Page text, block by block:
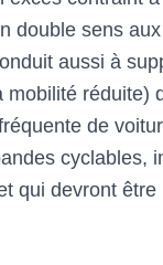
double sens
aussi à
réduite)
de
cyclables,
qui devront